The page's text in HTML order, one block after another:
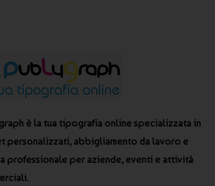
è la tua tipografia online specializzata in
personalizzati, abbigliamento da lavoro e
professionale per aziende, eventi e attività